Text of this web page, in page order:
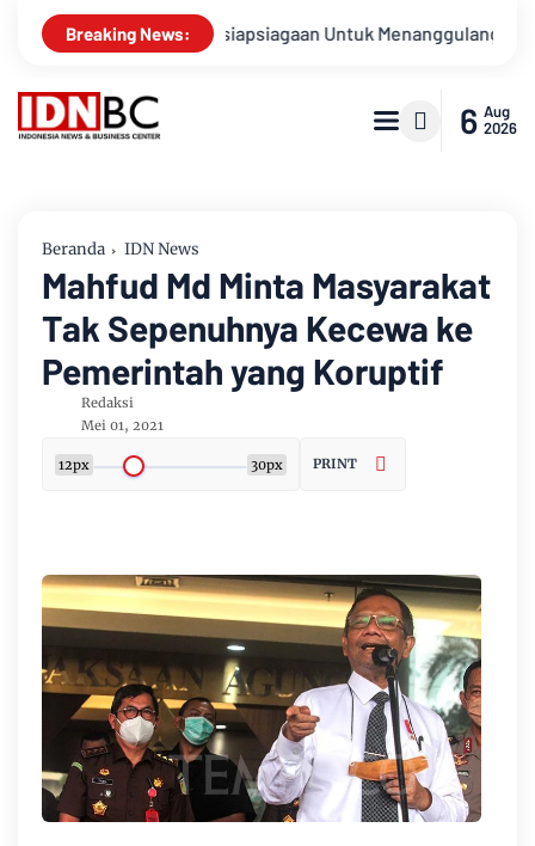
Breaking News:
Kesiapsiagaan Untuk Menanggulangi Bencana Alam
6 Aug
2026
Beranda IDN News
Mahfud Md Minta Masyarakat
Tak Sepenuhnya Kecewa ke
Pemerintah yang Koruptif
Redaksi
Mei 01, 2021
12px 30px PRINT